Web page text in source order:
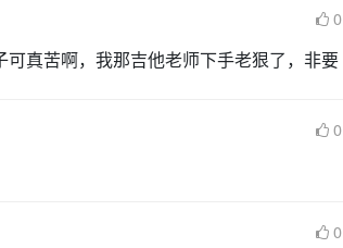
0
真苦啊，我那吉他老师下手老狠了，非要
0
0